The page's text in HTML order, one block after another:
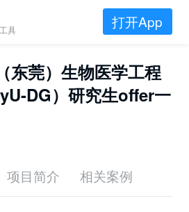
具 打开App
东莞）生物医学工程
DG）研究生offer一
项目简介 相关案例